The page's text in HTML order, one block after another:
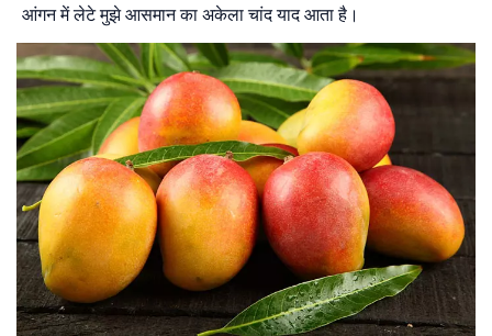
आंगन में लेटे मुझे आसमान का अकेला चांद याद आता है।